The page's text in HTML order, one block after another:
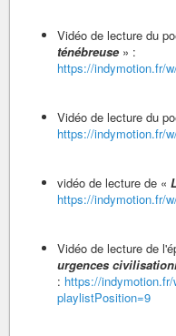
Vidéo de lecture du
ténébreuse » :
https://indymotion.fr/
Vidéo de lecture du
https://indymotion.fr/
vidéo de lecture de «
https://indymotion.fr/
Vidéo de lecture de
urgences
: https://
playlistPosition=9